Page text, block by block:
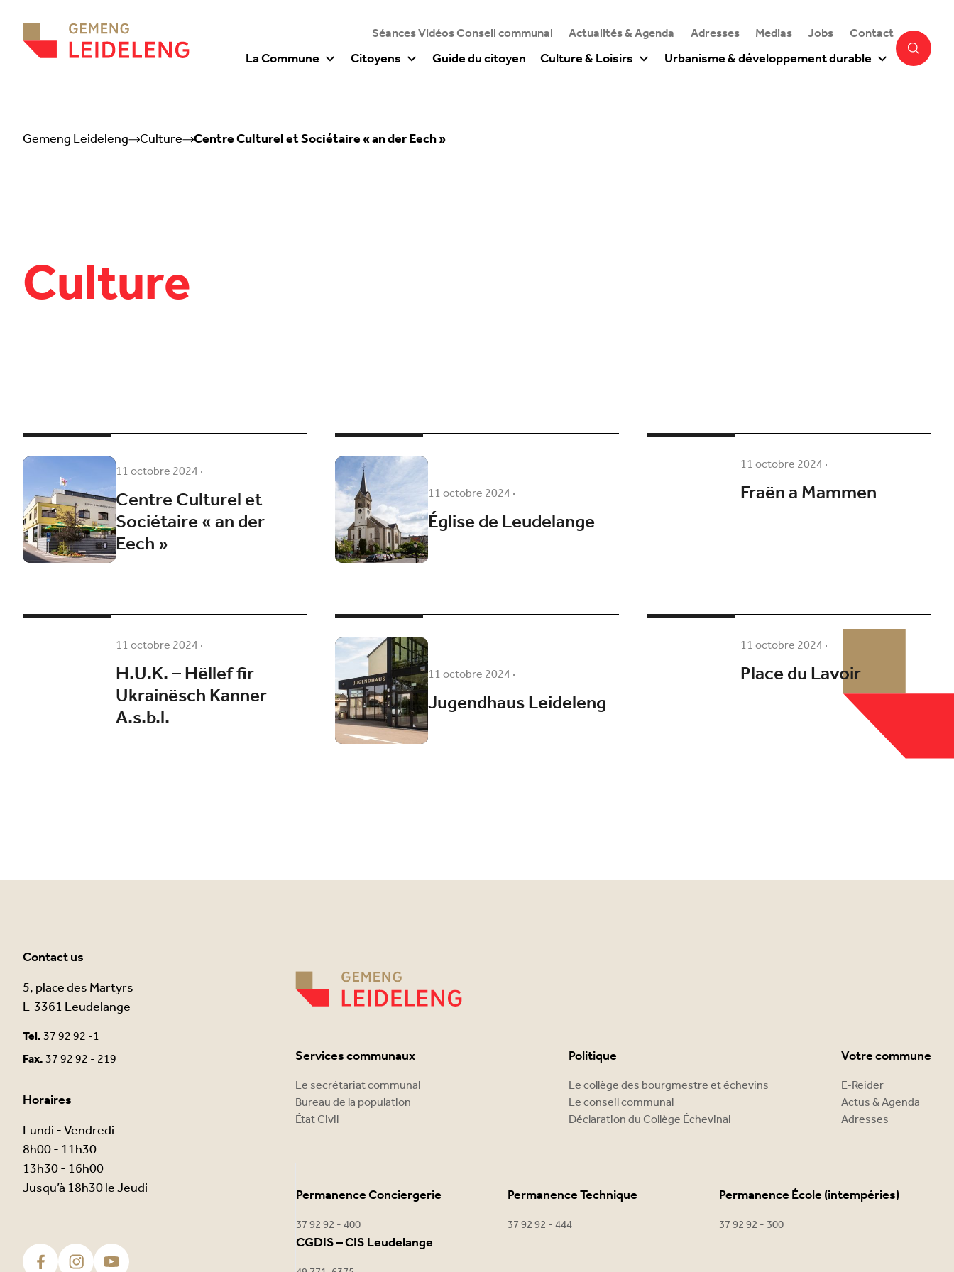
Séances Vidéos Conseil communal Actualités & Agenda Adresses Medias Jobs Contact
La Commune Citoyens Guide du citoyen Culture & Loisirs Urbanisme & développement durable
Gemeng Leideleng Culture Centre Culturel et Sociétaire « an der Eech »
Culture
11 octobre 2024·
Centre Culturel et
Sociétaire « an der
Eech »
11 octobre 2024·
Église de Leudelange
11 octobre 2024·
Fraën a Mammen
11 octobre 2024·
H.U.K. – Hëllef fir
Ukrainësch Kanner
A.s.b.l.
11 octobre 2024·
Jugendhaus Leideleng
11 octobre 2024·
Place du Lavoir
Contact us
5, place des Martyrs
L-3361 Leudelange
Tel.37 92 92 -1
Fax.37 92 92 - 219
Horaires
Lundi - Vendredi
8h00 - 11h30
13h30 - 16h00
Jusqu’à 18h30 le Jeudi
Services communaux
Le secrétariat communal
Bureau de la population
État Civil
Politique
Le collège des bourgmestre et échevins
Le conseil communal
Déclaration du Collège Échevinal
Votre commune
E-Reider
Actus & Agenda
Adresses
Permanence Conciergerie
37 92 92 - 400
Permanence Technique
37 92 92 - 444
Permanence École (intempéries)
37 92 92 - 300
CGDIS – CIS Leudelange